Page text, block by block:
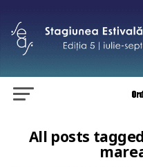
All posts